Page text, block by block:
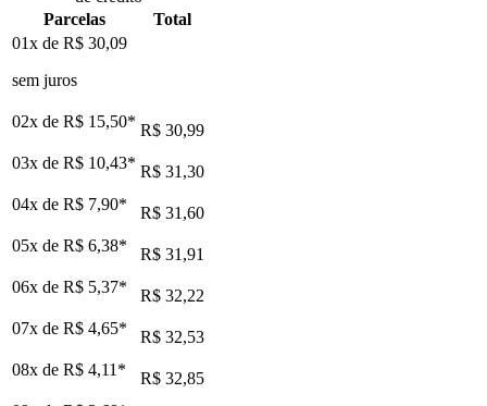
Parcelas
Total
01x de R$ 30,09
sem juros
02x de R$ 15,50* R$ 30,99
03x de R$ 10,43* R$ 31,30
04x de R$ 7,90*
R$ 31,60
05x de R$ 6,38*
R$ 31,91
06x de R$ 5,37*
R$ 32,22
07x de R$ 4,65*
R$ 32,53
08x de R$ 4,11*
R$ 32,85